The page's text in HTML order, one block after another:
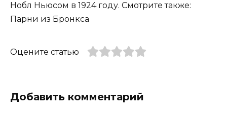
Нобл Ньюсом в 1924 году. Смотрите также:
Парни из Бронкса
Оцените статью
Добавить комментарий